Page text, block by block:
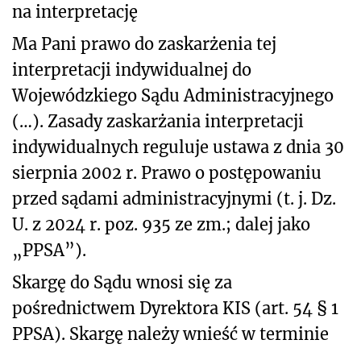
na interpretację
Ma Pani prawo do zaskarżenia tej
interpretacji indywidualnej do
Wojewódzkiego Sądu Administracyjnego
(…). Zasady zaskarżania interpretacji
indywidualnych reguluje ustawa z dnia 30
sierpnia 2002 r. Prawo o postępowaniu
przed sądami administracyjnymi (t. j. Dz.
U. z 2024 r. poz. 935 ze zm.; dalej jako
„PPSA”).
Skargę do Sądu wnosi się za
pośrednictwem Dyrektora KIS (art. 54 § 1
PPSA). Skargę należy wnieść w terminie